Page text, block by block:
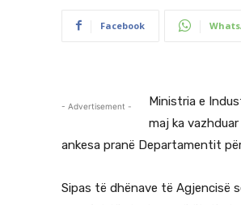
Facebook
- Advertisement -
Ministria e
maj ka
ankesa pranë Departamentit
Sipas të dhënave të Agjencisë